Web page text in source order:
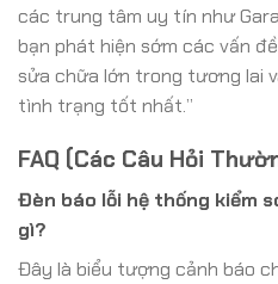
các trung tâm uy tín như
bạn phát hiện sớm các vấn
sửa chữa lớn trong tương lai
tình trạng tốt nhất.”
FAQ (Các Câu Hỏi
Đèn báo lỗi hệ thống kiểm
gì?
Đây là biểu tượng cảnh báo